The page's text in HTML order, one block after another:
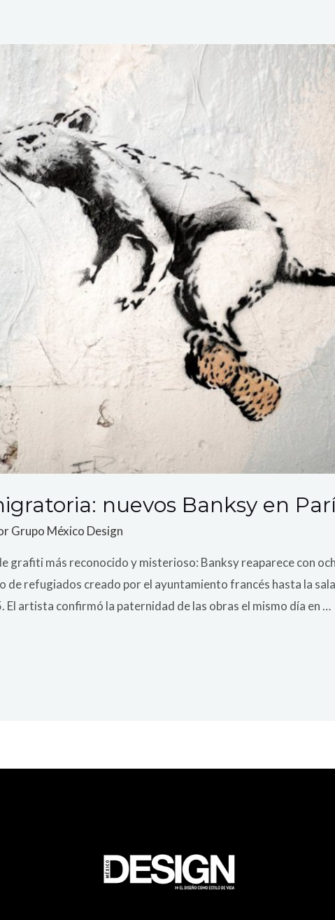
nuevos Banksy en
Grupo México Design
grafiti más reconocido y misterioso: Banksy reaparece con
de refugiados creado por el ayuntamiento francés hasta la
artista confirmó la paternidad de las obras el mismo día en …